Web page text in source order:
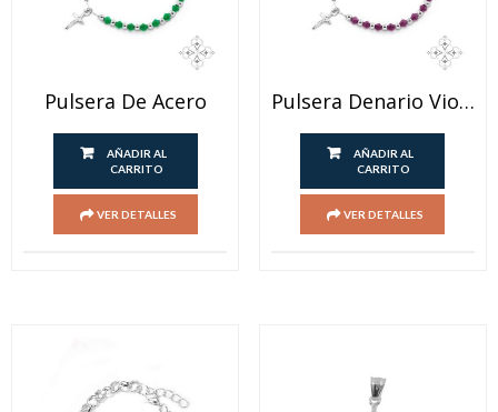
Pulsera De Acero
AÑADIR AL
CARRITO
VER DETALLES
Pulsera Denario Violeta
AÑADIR AL
CARRITO
VER DETALLES